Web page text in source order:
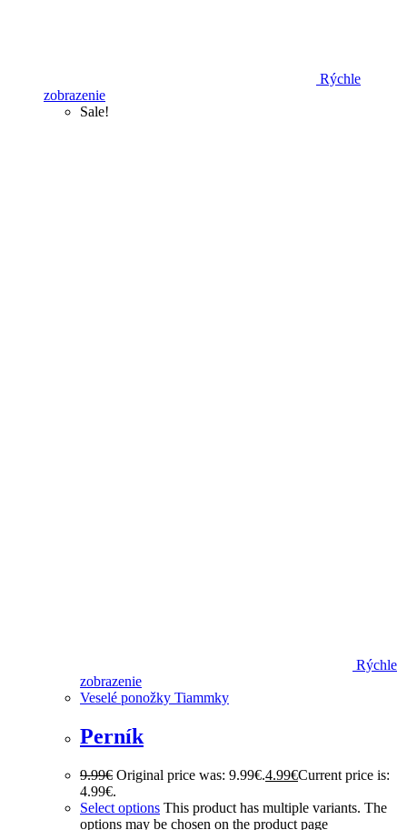
Rýchle
zobrazenie
Sale!
Rýchle
zobrazenie
Veselé ponožky Tiammky
Perník
9.99€ Original price was: 9.99€.4.99€Current price is:
4.99€.
Select options This product has multiple variants. The
options may be chosen on the product page